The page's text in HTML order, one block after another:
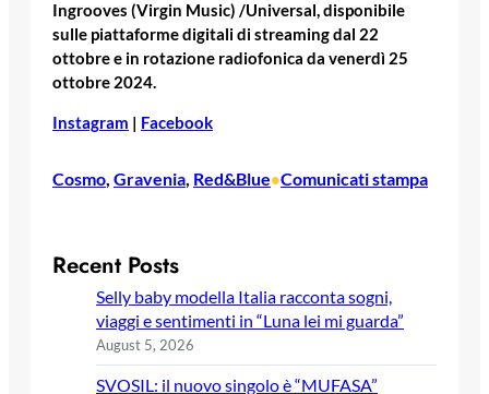
Ingrooves (Virgin Music) /Universal, disponibile
sulle piattaforme digitali di streaming dal 22
ottobre e in rotazione radiofonica da venerdì 25
ottobre 2024.
Instagram | Facebook
Cosmo, Gravenia, Red&Blue•Comunicati stampa
Recent Posts
Selly baby modella Italia racconta sogni,
viaggi e sentimenti in “Luna lei mi guarda”
August 5, 2026
SVOSIL: il nuovo singolo è “MUFASA”